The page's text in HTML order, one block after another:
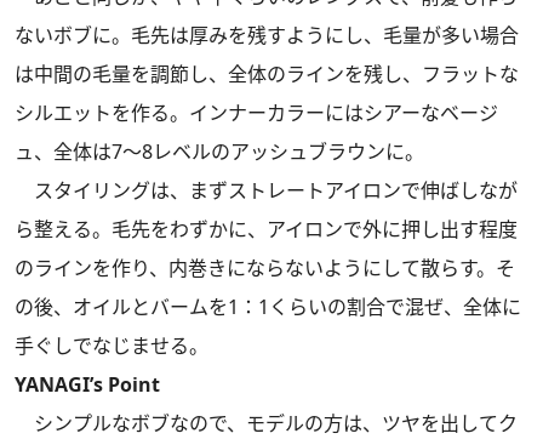
ないボブに。毛先は厚みを残すようにし、毛量が多い場合
は中間の毛量を調節し、全体のラインを残し、フラットな
シルエットを作る。インナーカラーにはシアーなベージ
ュ、全体は7～8レベルのアッシュブラウンに。
スタイリングは、まずストレートアイロンで伸ばしなが
ら整える。毛先をわずかに、アイロンで外に押し出す程度
のラインを作り、内巻きにならないようにして散らす。そ
の後、オイルとバームを1：1くらいの割合で混ぜ、全体に
手ぐしでなじませる。
YANAGI’s Point
シンプルなボブなので、モデルの方は、ツヤを出してク